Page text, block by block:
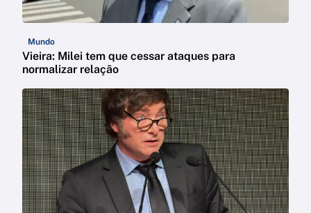
Mundo
Vieira: Milei tem que cessar ataques para
normalizar relação